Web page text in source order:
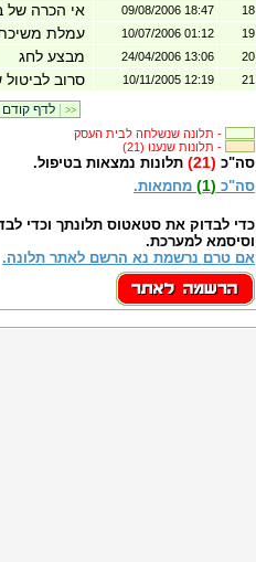
אי הכרה של 09/08/2006 18:47 18
עמלת משיכת 10/07/2006 01:12 19
מבצע לחג 24/04/2006 13:06 20
סרוב 10/11/2005 12:19 21
>>
תלונה שנשלחה לבית העסק -
(21) תלונות שנענו -
סה"כ (21)
תלונות נמצאות בטיפול.
סה"כ (1) מחמאות.
כדי לבדוק את סטאטוס תלונתך וכדי
וסיסמא למערכת.
אם טרם נרשמת נא הרשם לאתר תלונה.